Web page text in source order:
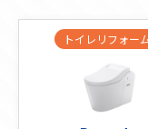
トイレリフォー